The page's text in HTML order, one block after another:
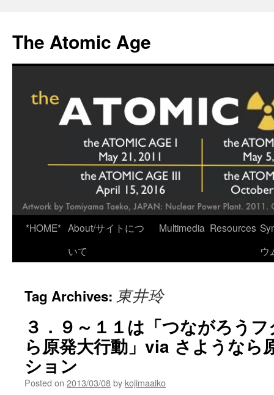
content
The Atomic Age
*HOME* About/サイトにつ
いて
Multimedia Resources
ウ
Tag Archives: 東井玲
３．９～１１は「つながろう
ら原発大行動」via さようなら
ション
Posted on 2013/03/08by kojimaaiko